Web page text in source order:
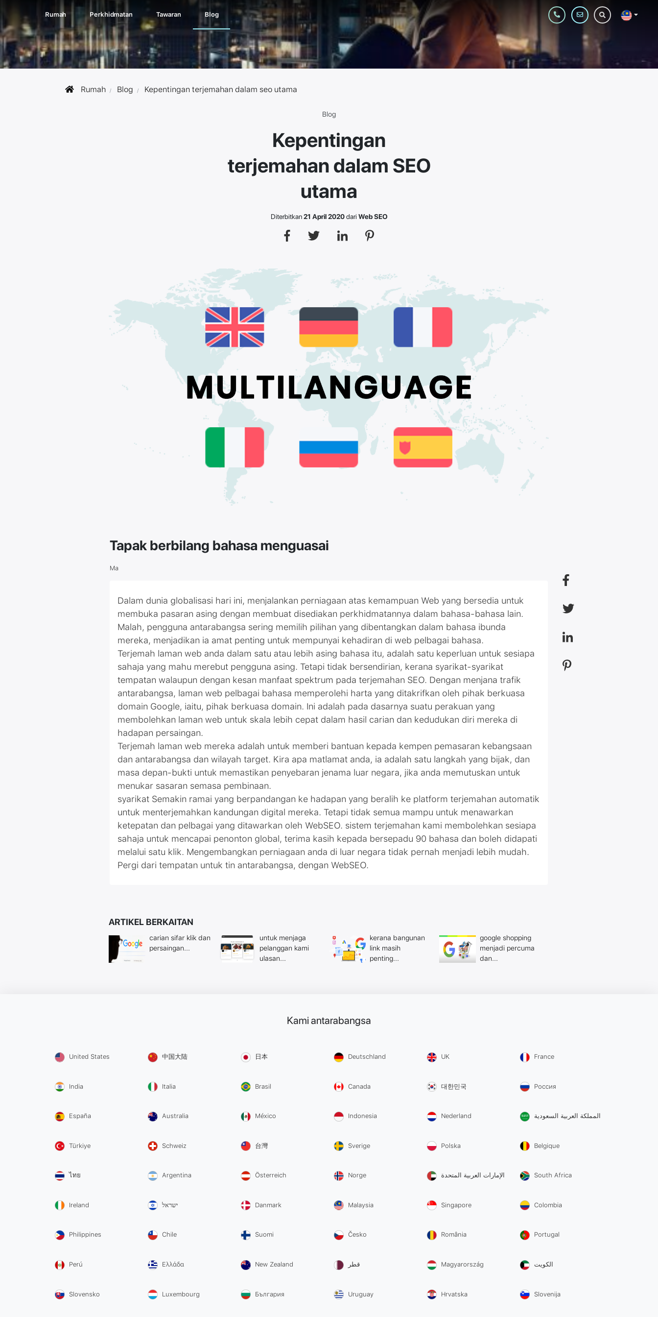
Rumah Perkhidmatan Tawaran Blog
Rumah Blog Kepentingan terjemahan dalam seo utama
Blog
Kepentingan
terjemahan dalam SEO
utama
Diterbitkan21 April 2020dari Web SEO
Tapak berbilang bahasa menguasai
Ma
Dalam dunia globalisasi hari ini, menjalankan perniagaan atas kemampuan Web yang bersedia untuk
membuka pasaran asing dengan membuat disediakan perkhidmatannya dalam bahasa-bahasa lain.
Malah, pengguna antarabangsa sering memilih pilihan yang dibentangkan dalam bahasa ibunda
mereka, menjadikan ia amat penting untuk mempunyai kehadiran di web pelbagai bahasa.
Terjemah laman web anda dalam satu atau lebih asing bahasa itu, adalah satu keperluan untuk sesiapa
sahaja yang mahu merebut pengguna asing. Tetapi tidak bersendirian, kerana syarikat-syarikat
tempatan walaupun dengan kesan manfaat spektrum pada terjemahan SEO. Dengan menjana trafik
antarabangsa, laman web pelbagai bahasa memperolehi harta yang ditakrifkan oleh pihak berkuasa
domain Google, iaitu, pihak berkuasa domain. Ini adalah pada dasarnya suatu perakuan yang
membolehkan laman web untuk skala lebih cepat dalam hasil carian dan kedudukan diri mereka di
hadapan persaingan.
Terjemah laman web mereka adalah untuk memberi bantuan kepada kempen pemasaran kebangsaan
dan antarabangsa dan wilayah target. Kira apa matlamat anda, ia adalah satu langkah yang bijak, dan
masa depan-bukti untuk memastikan penyebaran jenama luar negara, jika anda memutuskan untuk
menukar sasaran semasa pembinaan.
syarikat Semakin ramai yang berpandangan ke hadapan yang beralih ke platform terjemahan automatik
untuk menterjemahkan kandungan digital mereka. Tetapi tidak semua mampu untuk menawarkan
ketepatan dan pelbagai yang ditawarkan oleh WebSEO. sistem terjemahan kami membolehkan sesiapa
sahaja untuk mencapai penonton global, terima kasih kepada bersepadu 90 bahasa dan boleh didapati
melalui satu klik. Mengembangkan perniagaan anda di luar negara tidak pernah menjadi lebih mudah.
Pergi dari tempatan untuk tin antarabangsa, dengan WebSEO.
ARTIKEL BERKAITAN
carian sifar klik dan
persaingan...
untuk menjaga
pelanggan kami
ulasan...
kerana bangunan
link masih
penting...
google shopping
menjadi percuma
dan...
Kami antarabangsa
United States 中国大陆 日本 Deutschland UK France
India Italia Brasil Canada 대한민국 Россия
España Australia México Indonesia Nederland المملكة العربية السعودية
Türkiye Schweiz 台灣 Sverige Polska Belgique
ไทย Argentina Österreich Norge الإمارات العربية المتحدة South Africa
Ireland ישראל Danmark Malaysia Singapore Colombia
Philippines Chile Suomi Česko România Portugal
Perú Ελλάδα New Zealand قطر Magyarország الكويت
Slovensko Luxembourg България Uruguay Hrvatska Slovenija